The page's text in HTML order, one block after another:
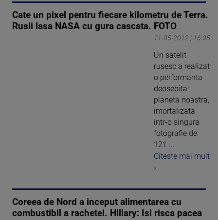
Cate un pixel pentru fiecare kilometru de Terra.
Rusii lasa NASA cu gura cascata. FOTO
11-05-2012 | 16:05
Un satelit
rusesc a realizat
o performanta
deosebita:
planeta noastra,
imortalizata
intr-o singura
fotografie de
121 ...
Citeste mai mult
›
Coreea de Nord a inceput alimentarea cu
combustibil a rachetei. Hillary: Isi risca pacea